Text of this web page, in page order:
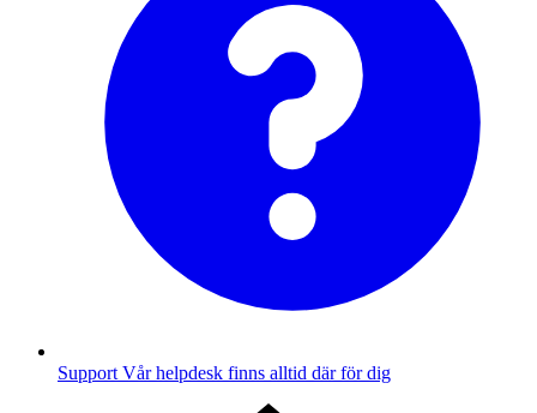
Support Vår helpdesk finns alltid där för dig